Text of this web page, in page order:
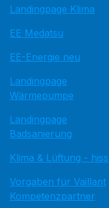
Landingpage Klima
EE Medatsu
EE-Energie neu
Landingpage
Wärmepumpe
Landingpage
Badsanierung
Klima & Lüftung -
Vorgaben für Vaillant
Kompetenzpartner